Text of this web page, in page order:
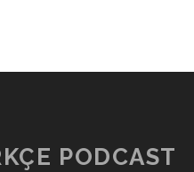
PODCAST